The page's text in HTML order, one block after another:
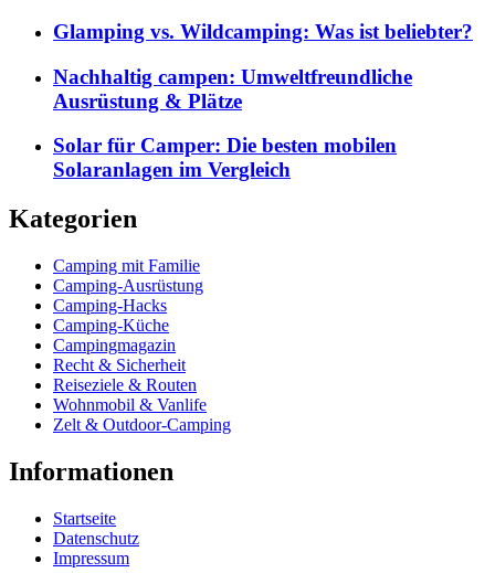
Glamping vs. Wildcamping: Was ist beliebter?
Nachhaltig campen: Umweltfreundliche
Ausrüstung & Plätze
Solar für Camper: Die besten mobilen
Solaranlagen im Vergleich
Kategorien
Camping mit Familie
Camping-Ausrüstung
Camping-Hacks
Camping-Küche
Campingmagazin
Recht & Sicherheit
Reiseziele & Routen
Wohnmobil & Vanlife
Zelt & Outdoor-Camping
Informationen
Startseite
Datenschutz
Impressum